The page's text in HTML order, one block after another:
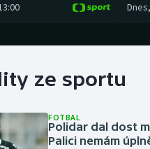
Dnes,
ze sportu
FOTBAL
Polidar dal dost
Palici nemám